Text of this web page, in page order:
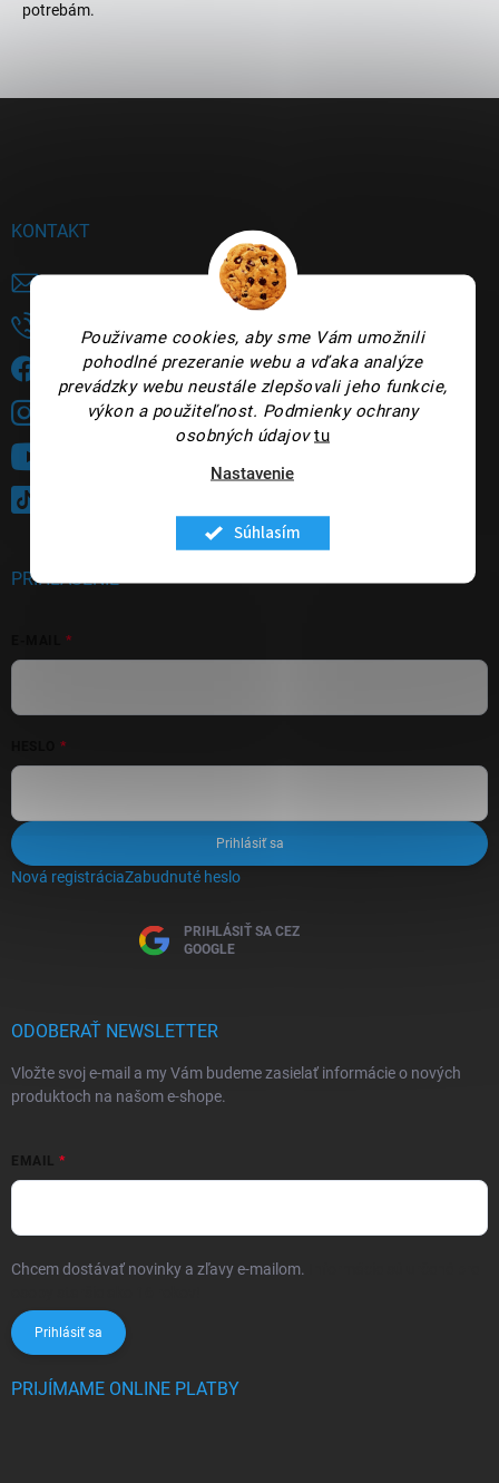
Použivame cookies, aby sme Vám umožnili
pohodlné prezeranie webu a vďaka analýze
prevádzky webu neustále zlepšovali jeho funkcie,
výkon a použiteľnost. Podmienky ochrany
osobných údajov tu
Nastavenie
Súhlasím
potrebám.
KONTAKT
+421948735144
Sledujete nás na FB?
panakeia.sk
PRIHLÁSENIE
Prihlásiť sa
Nová registráciaZabudnuté heslo
PRIHLÁSIŤ SA CEZ
GOOGLE
ODOBERAŤ NEWSLETTER
Vložte svoj e-mail a my Vám budeme zasielať informácie o nových
produktoch na našom e-shope.
EMAIL
Chcem dostávať novinky a zľavy e-mailom.
Prihlásiť sa
PRIJÍMAME ONLINE PLATBY